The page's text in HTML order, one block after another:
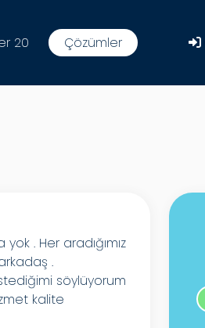
20 Çözümler
. Her aradığımız
.
söylüyorum
kalite